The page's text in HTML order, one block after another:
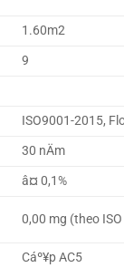
1.60m2
9
ISO9001-2015,
30 nÄm
â¤ 0,1%
0,00 mg (theo
Cáº¥p AC5